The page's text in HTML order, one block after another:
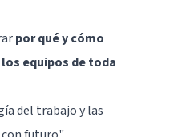
por qué y cómo
equipos de toda
del trabajo y las